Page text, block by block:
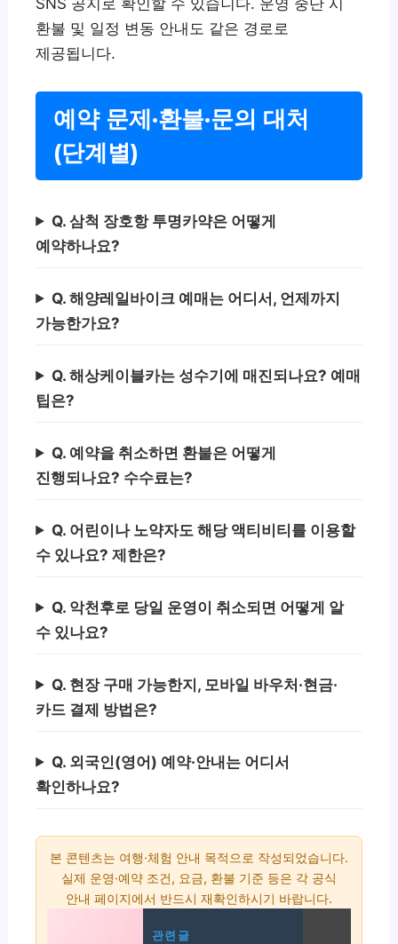
환불 및 일정 변동 안내도 같은 경로로
제공됩니다.
예약 문제·환불·문의 대처
(단계별)
Q. 삼척 장호항 투명카약은 어떻게
예약하나요?
Q. 해양레일바이크 예매는 어디서, 언제까지
가능한가요?
Q. 해상케이블카는 성수기에 매진되나요? 예매
팁은?
Q. 예약을 취소하면 환불은 어떻게
진행되나요? 수수료는?
Q. 어린이나 노약자도 해당 액티비티를 이용할
수 있나요? 제한은?
Q. 악천후로 당일 운영이 취소되면 어떻게 알
수 있나요?
Q. 현장 구매 가능한지, 모바일 바우처·현금·
카드 결제 방법은?
Q. 외국인(영어) 예약·안내는 어디서
확인하나요?
본 콘텐츠는 여행·체험 안내 목적으로 작성되었습니다.
실제 운영·예약 조건, 요금, 환불 기준 등은 각 공식
안내 페이지에서 반드시 재확인하시기 바랍니다.
관련글